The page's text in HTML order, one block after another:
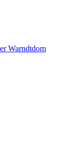
Warndtdom